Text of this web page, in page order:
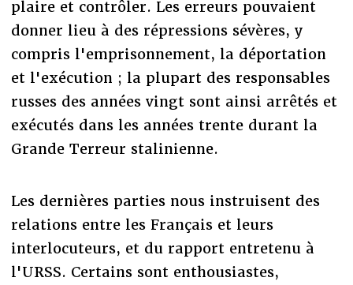
plaire et contrôler. Les erreurs pouvaient
donner lieu à des répressions sévères, y
compris l'emprisonnement, la déportation
et l'exécution ; la plupart des responsables
russes des années vingt sont ainsi arrêtés et
exécutés dans les années trente durant la
Grande Terreur stalinienne.
Les dernières parties nous instruisent des
relations entre les Français et leurs
interlocuteurs, et du rapport entretenu à
l'URSS. Certains sont enthousiastes,